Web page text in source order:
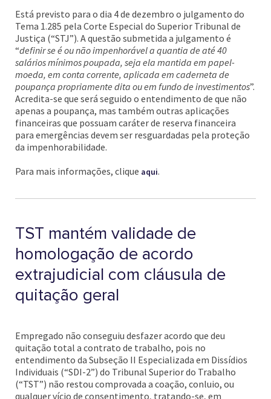
Está previsto para o dia 4 de dezembro o julgamento do
Tema 1.285 pela Corte Especial do Superior Tribunal de
Justiça (“STJ”). A questão submetida a julgamento é
“definir se é ou não impenhorável a quantia de até 40
salários mínimos poupada, seja ela mantida em papel-
moeda, em conta corrente, aplicada em caderneta de
poupança propriamente dita ou em fundo de investimentos”.
Acredita-se que será seguido o entendimento de que não
apenas a poupança, mas também outras aplicações
financeiras que possuam caráter de reserva financeira
para emergências devem ser resguardadas pela proteção
da impenhorabilidade.
Para mais informações, clique aqui.
TST mantém validade de
homologação de acordo
extrajudicial com cláusula de
quitação geral
Empregado não conseguiu desfazer acordo que deu
quitação total a contrato de trabalho, pois no
entendimento da Subseção II Especializada em Dissídios
Individuais (“SDI-2”) do Tribunal Superior do Trabalho
(“TST”) não restou comprovada a coação, conluio, ou
qualquer vício de consentimento, tratando-se, em